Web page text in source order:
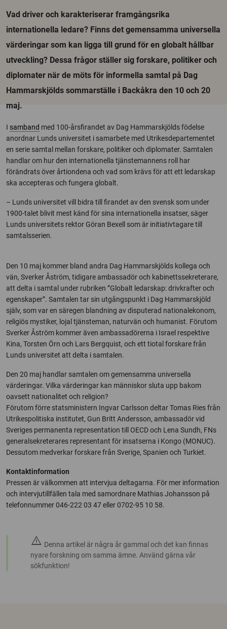
Vad driver och karakteriserar framgångsrika
internationella ledare? Finns det gemensamma universella
värderingar som kan ligga till grund för en globalt hållbar
utveckling? Dessa frågor ställer sig forskare, politiker och
diplomater när de möts för informella samtal på Dag
Hammarskjölds sommarställe i Backåkra den 10 och 20
maj.
I samband med 100-årsfirandet av Dag Hammarskjölds födelse
anordnar Lunds universitet i samarbete med Utrikesdepartementet
en serie samtal mellan forskare, politiker och diplomater. Samtalen
handlar om hur den internationella tjänstemannens roll har
förändrats över årtiondena och vad som krävs för att ett ledarskap
ska accepteras och fungera globalt.
– Lunds universitet vill bidra till firandet av den svensk som under
1900-talet blivit mest känd för sina internationella insatser, säger
Lunds universitets rektor Göran Bexell som är initiativtagare till
samtalsserien.
Den 10 maj kommer bland andra Dag Hammarskjölds kollega och
vän, Sverker Åström, tidigare ambassadör och kabinettssekreterare,
att delta i samtal under rubriken ”Globalt ledarskap: drivkrafter och
egenskaper”. Samtalen tar sin utgångspunkt i Dag Hammarskjöld
själv, som var en säregen blandning av disputerad nationalekonom,
religiös mystiker, lojal tjänsteman, naturvän och humanist. Förutom
Sverker Åström kommer även ambassadörerna i Israel respektive
Kina, Torsten Örn och Lars Bergquist, och ett tiotal forskare från
Lunds universitet att delta i samtalen.
Den 20 maj handlar samtalen om gemensamma universella
värderingar. Vilka värderingar kan människor sluta upp bakom
oavsett nationalitet och religion?
Förutom förre statsministern Ingvar Carlsson deltar Tomas Ries från
Utrikespolitiska institutet, Gun Britt Andersson, ambassadör vid
Sveriges permanenta representation till OECD och Lena Sundh, FNs
generalsekreterares representant för insatserna i Kongo (MONUC).
Dessutom medverkar forskare från Sverige, Spanien och Turkiet.
Kontaktinformation
Pressen är välkommen att intervjua deltagarna. För mer information
och intervjutillfällen tala med samordnare Mathias Johansson på
telefonnummer 046-222 03 47 eller 0702-95 10 58.
warning Denna artikel är några år gammal och det kan finnas
nyare forskning om samma ämne. Använd gärna vår
sökfunktion!